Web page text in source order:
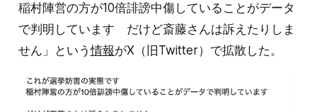
稲村陣営の方が10倍誹謗中傷していることがデータ
で判明しています だけど斎藤さんは訴えたりしま
せん」という情報がX（旧Twitter）で拡散した。